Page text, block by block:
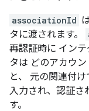
associationId
タに渡されます。
再認証時に イン
タは どのアカウ
と、 元の関連付
入力され、認証さ
す。